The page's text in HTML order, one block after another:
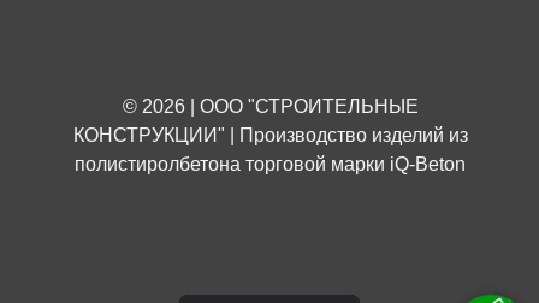
© 2026 | ООО "СТРОИТЕЛЬНЫЕ
КОНСТРУКЦИИ" | Производство изделий из
полистиролбетона торговой марки iQ-Beton